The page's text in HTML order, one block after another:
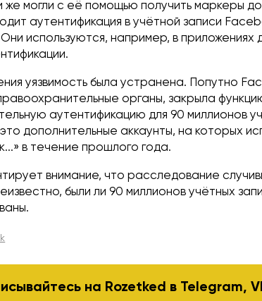
же могли с её помощью получить маркеры
аутентификация в учётной записи
используются, например, в приложениях
уязвимость была устранена. Попутно
органы, закрыла
аутентификацию для 90 миллионов
дополнительные аккаунты, на которых
в течение прошлого года.
внимание, что расследование
были ли 90 миллионов учётных
на Rozetked в Telegram,